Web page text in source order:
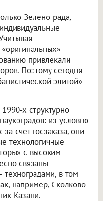
Зеленограда,
привлекали
Поэтому сегодня
элитой»
х структурно
из условно
счет госзаказа, они
технологичные
с высоким
связаны
в том
например, Сколково
Казани.